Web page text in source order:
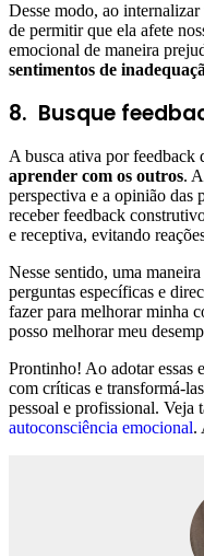
Desse modo, ao
de permitir que ela afete
emocional de maneira
sentimentos de
8. Busque
A busca ativa por feedback
aprender com os outros.
perspectiva e a opinião das
receber feedback
e receptiva, evitando
Nesse sentido, uma
perguntas específicas e
fazer para melhorar minha
posso melhorar meu
Prontinho! Ao adotar essas
com críticas e transformá-
pessoal e profissional. Veja
autoconsciência emocional.